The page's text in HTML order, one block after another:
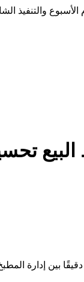
والتنفيذ
بين إدارة